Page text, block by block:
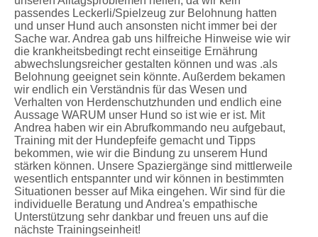
passendes Leckerli/Spielzeug zur Belohnung hatten
und unser Hund auch ansonsten nicht immer bei der
Sache war. Andrea gab uns hilfreiche Hinweise wie wir
die krankheitsbedingt recht einseitige Ernährung
abwechslungsreicher gestalten können und was .als
Belohnung geeignet sein könnte. Außerdem bekamen
wir endlich ein Verständnis für das Wesen und
Verhalten von Herdenschutzhunden und endlich eine
Aussage WARUM unser Hund so ist wie er ist. Mit
Andrea haben wir ein Abrufkommando neu aufgebaut,
Training mit der Hundepfeife gemacht und Tipps
bekommen, wie wir die Bindung zu unserem Hund
stärken können. Unsere Spaziergänge sind mittlerweile
wesentlich entspannter und wir können in bestimmten
Situationen besser auf Mika eingehen. Wir sind für die
individuelle Beratung und Andrea's empathische
Unterstützung sehr dankbar und freuen uns auf die
nächste Trainingseinheit!